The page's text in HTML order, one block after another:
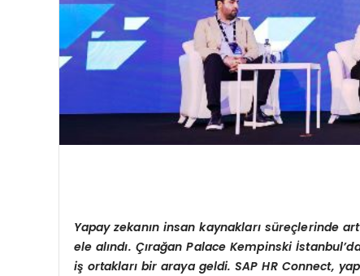
Yapay zekanın insan kaynakları süreçlerinde
ele alındı. Çırağan Palace Kempinski İstanbul’
iş ortakları bir araya geldi.SAP HR Connect,